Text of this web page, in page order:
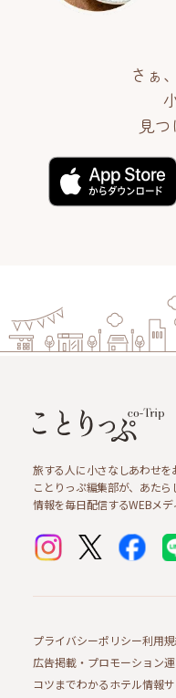
さぁ
見
旅する人に小さなしあわせを
ことりっぷ編集部が、あた
情報を毎日配信するWEBメデ
プライバシーポリシー利用
広告掲載・プロモーション
コツまでわかるホテル情報